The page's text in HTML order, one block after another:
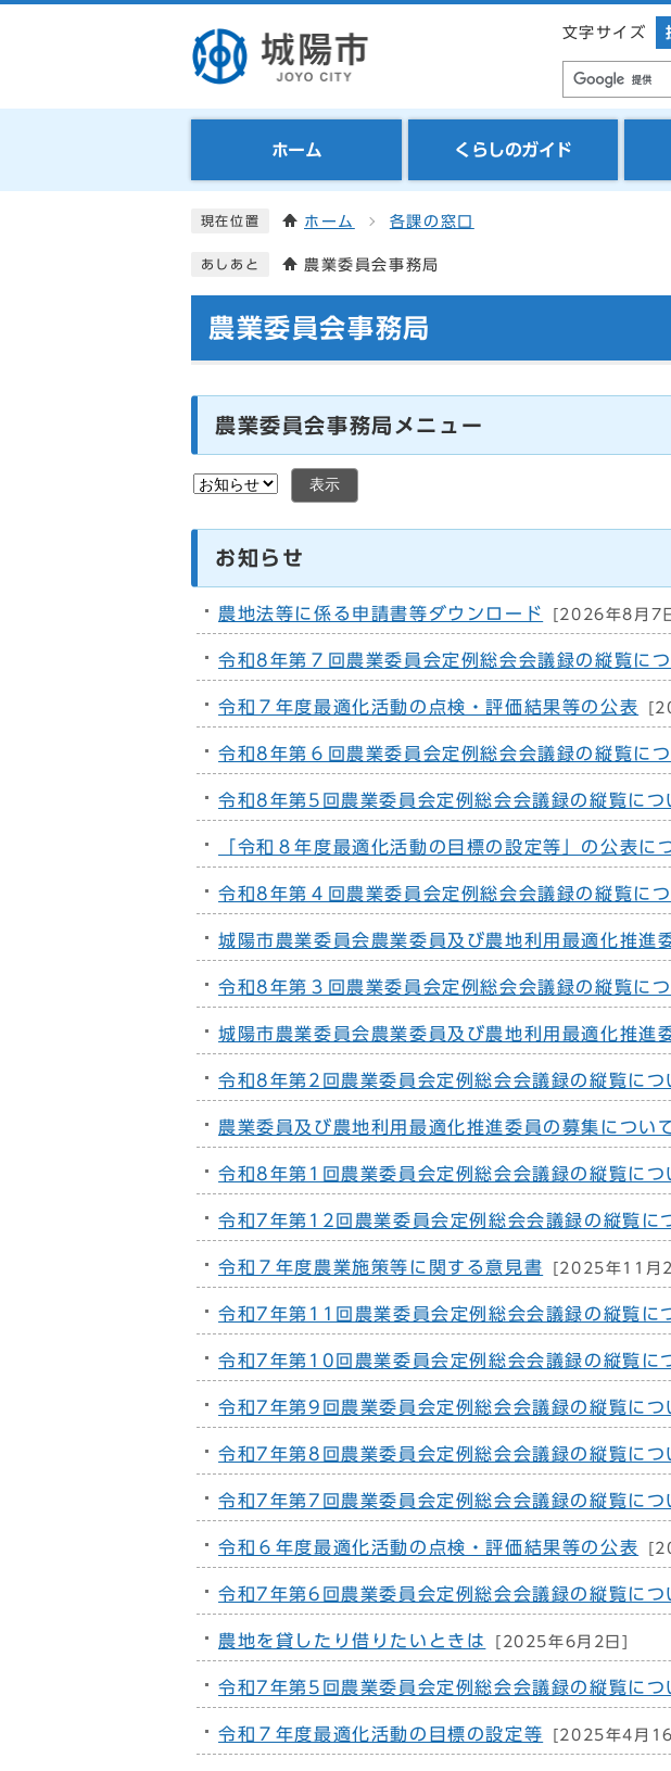
文字サイズ
ホーム くらしのガイド
現在位置 ホーム 各課の窓口
あしあと 農業委員会事務局
農業委員会事務局
農業委員会事務局メニュー
表示
お知らせ
農地法等に係る申請書等ダウンロード [2026年8月7
令和8年第７回農業委員会定例総会会議録の縦覧に
令和７年度最適化活動の点検・評価結果等の公表
令和8年第６回農業委員会定例総会会議録の縦覧に
令和8年第5回農業委員会定例総会会議録の縦覧につ
「令和８年度最適化活動の目標の設定等」の公表に
令和8年第４回農業委員会定例総会会議録の縦覧に
城陽市農業委員会農業委員及び農地利用最適化推進
令和8年第３回農業委員会定例総会会議録の縦覧に
城陽市農業委員会農業委員及び農地利用最適化推進
令和8年第2回農業委員会定例総会会議録の縦覧につ
農業委員及び農地利用最適化推進委員の募集につい
令和8年第1回農業委員会定例総会会議録の縦覧につ
令和7年第12回農業委員会定例総会会議録の縦覧に
令和７年度農業施策等に関する意見書 [2025年11月
令和7年第11回農業委員会定例総会会議録の縦覧に
令和7年第10回農業委員会定例総会会議録の縦覧に
令和7年第9回農業委員会定例総会会議録の縦覧につ
令和7年第8回農業委員会定例総会会議録の縦覧につ
令和7年第7回農業委員会定例総会会議録の縦覧につ
令和６年度最適化活動の点検・評価結果等の公表
令和7年第6回農業委員会定例総会会議録の縦覧につ
農地を貸したり借りたいときは [2025年6月2日]
令和7年第5回農業委員会定例総会会議録の縦覧につ
令和７年度最適化活動の目標の設定等 [2025年4月16